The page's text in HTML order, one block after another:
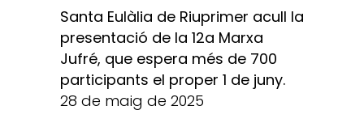
Santa Eulàlia de Riuprimer acull la
presentació de la 12a Marxa
Jufré, que espera més de 700
participants el proper 1 de juny.
28 de maig de 2025